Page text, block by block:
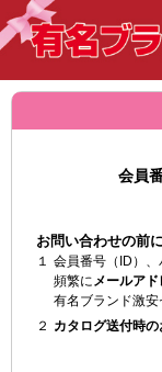
会員
お問い合わせの前
１．会員番号（ID）、
頻繁に メールア
有名ブランド激
２．カタログ送付時